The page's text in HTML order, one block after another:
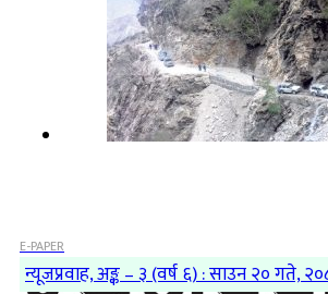
E-PAPER
न्यूजप्रवाह, अङ्क – ३ (वर्ष ६) : साउन २० गते,